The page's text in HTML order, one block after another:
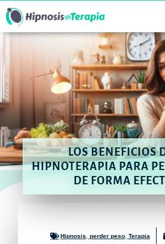
LOS BENEFICIOS
HIPNOTERAPIA PARA
DE FORMA
Hipnosis perder peso Terapia